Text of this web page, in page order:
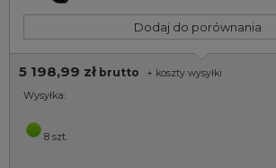
Dodaj do porównania
5 198,99 zł brutto + koszty wysyłki
Wysyłka:
8 szt.